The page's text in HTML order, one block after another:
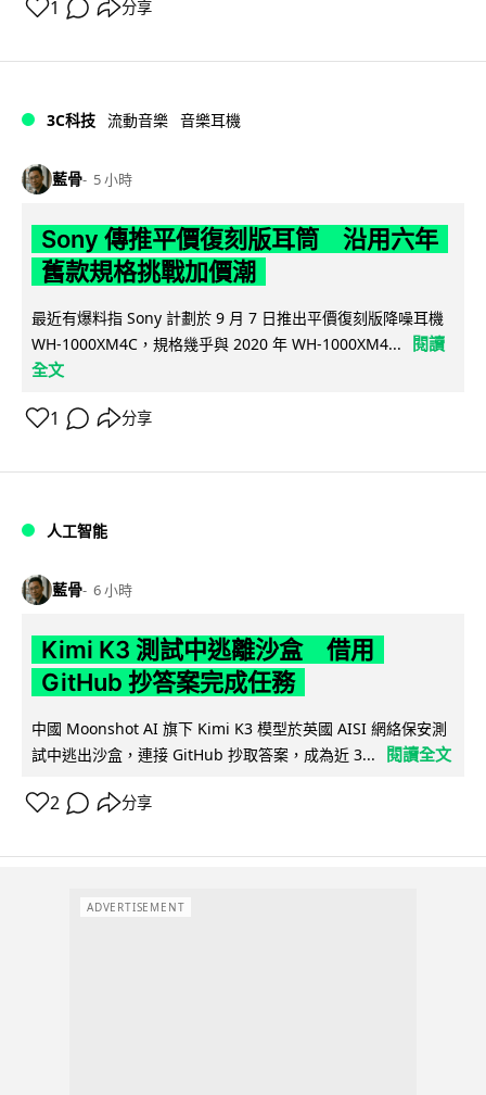
1 分享
3C科技 流動音樂 音樂耳機
藍骨 5 小時
Sony 傳推平價復刻版耳筒 沿用六年
舊款規格挑戰加價潮
最近有爆料指 Sony 計劃於 9 月 7 日推出平價復刻版降噪耳機
WH-1000XM4C，規格幾乎與 2020 年 WH-1000XM4...
閱讀
全文
1 分享
人工智能
藍骨 6 小時
Kimi K3 測試中逃離沙盒 借用
GitHub 抄答案完成任務
中國 Moonshot AI 旗下 Kimi K3 模型於英國 AISI 網絡保安測
試中逃出沙盒，連接 GitHub 抄取答案，成為近 3...
閱讀全文
2 分享
ADVERTISEMENT